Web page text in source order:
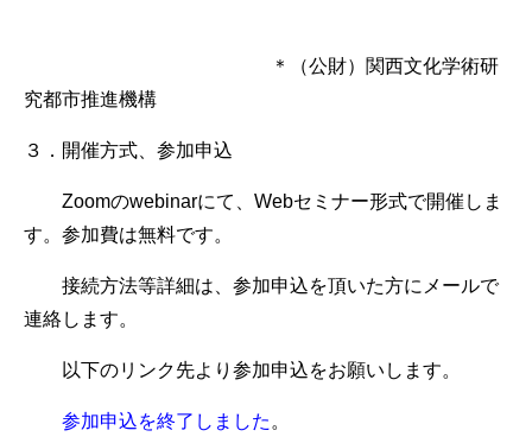
＊（公財）関西文化学術研
究都市推進機構
３．開催方式、参加申込
Zoomのwebinarにて、Webセミナー形式で開催しま
す。参加費は無料です。
接続方法等詳細は、参加申込を頂いた方にメールで
連絡します。
以下のリンク先より参加申込をお願いします。
参加申込を終了しました。